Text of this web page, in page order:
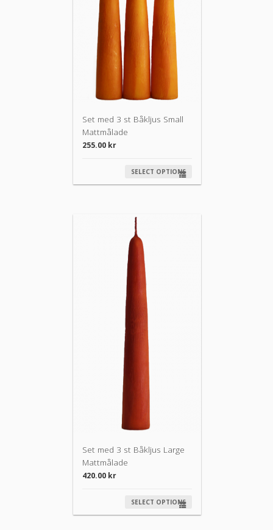
Set med 3 st Båkljus Small
Mattmålade
255.00 kr
SELECT OPTIONS
Set med 3 st Båkljus Large
Mattmålade
420.00 kr
SELECT OPTIONS